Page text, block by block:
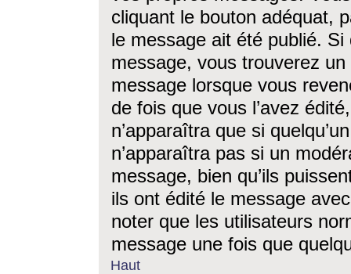
cliquant le bouton adéquat,
le message ait été publié. Si
message, vous trouverez
message lorsque vous
de fois que vous l’avez
n’apparaîtra que si
n’apparaîtra pas si un
message, bien qu’ils
ils ont édité le message
noter que les utilisateurs
message une fois que
Haut